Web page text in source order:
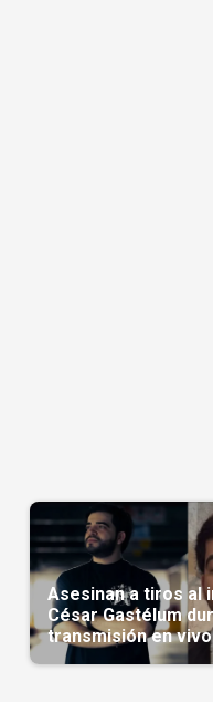
Asesinan a tiros al
César Gastélum
transmisión en
Sinaloa(Video)